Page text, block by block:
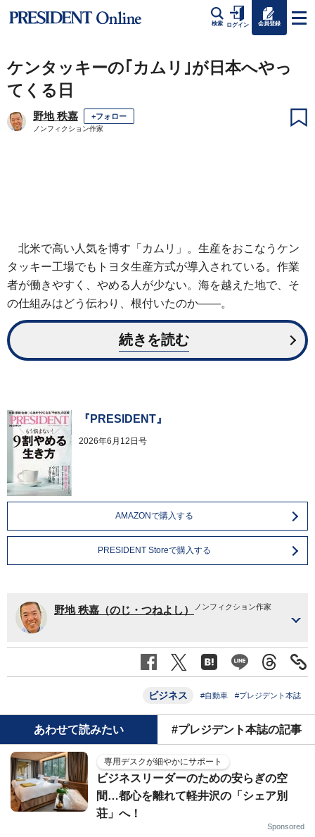
検索 ログイン 会員登録
ケンタッキーの｢カムリ｣が日本へやっ
てくる日
野地 秩嘉 +フォロー
ノンフィクション作家
北米で高い人気を博す「カムリ」。生産をおこなうケン
タッキー工場でもトヨタ生産方式が導入されている。作業
者が働きやすく、やめる人が少ない。海を越えた地で、そ
の仕組みはどう伝わり、根付いたのか――。
続きを読む
『PRESIDENT』
2026年6月12日号
AMAZONで購入する
PRESIDENT Storeで購入する
野地 秩嘉（のじ・つねよし） ノンフィクション作家
ビジネス #自動車 #プレジデント本誌
あわせて読みたい #プレジデント本誌の記事
専用デスクが細やかにサポート
ビジネスリーダーのための安らぎの空
間…都心を離れて軽井沢の「シェア別
荘」へ！
Sponsored